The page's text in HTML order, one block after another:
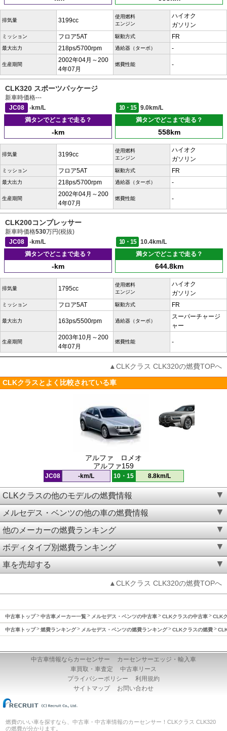
排気量 3199cc
使用燃料
エンジン
ハイオク
ガソリン
ミッション フロア5AT 駆動方式 FR
最大出力 218ps/5700rpm 過給器（ターボ） -
生産期間
2002年04月～200
4年07月
燃費性能 -
CLK320 スポーツパッケージ
新車時価格---
JC08
-km/L 10・15
9.0km/L
満タンでどこまで走る？
-km
満タンでどこまで走る？
558km
排気量 3199cc
使用燃料
エンジン
ハイオク
ガソリン
ミッション フロア5AT 駆動方式 FR
最大出力 218ps/5700rpm 過給器（ターボ） -
生産期間
2002年04月～200
4年07月
燃費性能 -
CLK200コンプレッサー
新車時価格530万円(税抜)
JC08
-km/L 10・15
10.4km/L
満タンでどこまで走る？
-km
満タンでどこまで走る？
644.8km
排気量 1795cc
使用燃料
エンジン
ハイオク
ガソリン
ミッション フロア5AT 駆動方式 FR
最大出力 163ps/5500rpm 過給器（ターボ）
スーパーチャージ
ャー
生産期間
2003年10月～200
4年07月
燃費性能 -
▲CLKクラス CLK320の燃費TOPへ
CLKクラスとよく比較されている車
アルファ ロメオ
アルファ159
JC08 -km/L 10・15 8.8km/L
CLKクラスの他のモデルの燃費情報
メルセデス・ベンツの他の車の燃費情報
他のメーカーの燃費ランキング
ボディタイプ別燃費ランキング
車を売却する
▲CLKクラス CLK320の燃費TOPへ
中古車トップ 中古車メーカー一覧 メルセデス・ベンツの中古車 CLKクラスの中古車 CLK
中古車トップ 燃費ランキング メルセデス・ベンツの燃費ランキング CLKクラスの燃費
中古車情報ならカーセンサー
カーセンサーエッジ・輸入車
車買取・車査定
中古車リース
プライバシーポリシー
利用規約
サイトマップ
お問い合わせ
燃費のいい車を探すなら、中古車・中古車情報のカーセンサー！CLKクラス CLK320
の燃費が分かります。